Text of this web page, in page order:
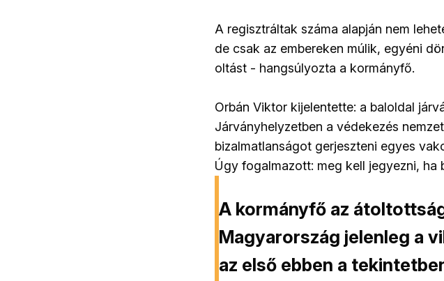
A regisztráltak száma alapján nem
de csak az embereken múlik, egyéni
oltást - hangsúlyozta a kormányfő.
Orbán Viktor kijelentette: a baloldal
Járványhelyzetben a védekezés
bizalmatlanságot gerjeszteni egyes
Úgy fogalmazott: meg kell jegyezni, ha
A kormányfő az
Magyarország jelenleg a
az első ebben a